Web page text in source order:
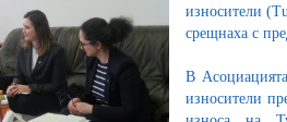
износители
срещнаха с
В
износители